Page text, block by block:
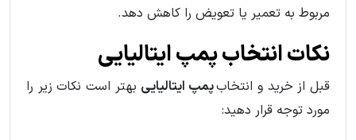
مربوط به تعمیر یا تعویض را کاهش دهد.
نکات انتخاب پمپ ایتالیایی
قبل از خرید و انتخابپمپ ایتالیایی بهتر است نکات زیر را
مورد توجه قرار دهید: